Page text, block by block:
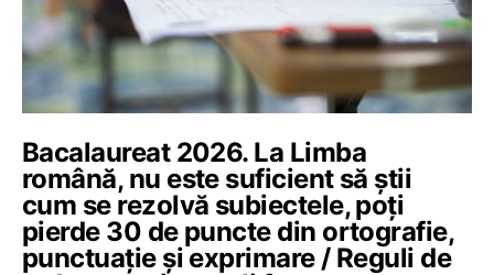
Bacalaureat 2026. La Limba
română, nu este suficient să știi
cum se rezolvă subiectele, poți
pierde 30 de puncte din ortografie,
punctuație și exprimare / Reguli de